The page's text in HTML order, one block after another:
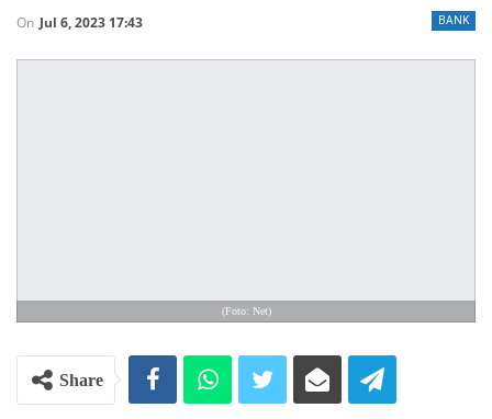
BANK
On Jul 6, 2023 17:43
(Foto: Net)
Share